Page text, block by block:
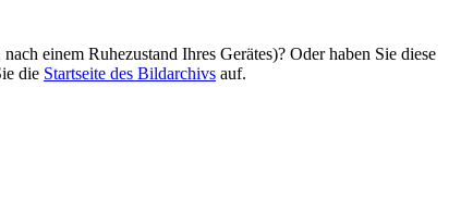
einem Ruhezustand Ihres Gerätes)? Oder haben Sie diese
die Startseite des Bildarchivs auf.